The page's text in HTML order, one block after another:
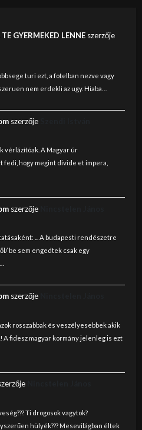
GYERMEKED LENNEszerzője
turi ezt, a fotelban nezve vagy
nem erdekli az ugy. Hiaba…
szerzője
vérlázítóak. A Magyar úr
fedi, hogy megint divide et impera,
szerzője
... A budapesti rendészetre
be sem engedtek csak egy
szerzője
rosszabbak és veszélyesebbek akik
fidesz magyar kormány jelenleg is ezt
Ti drogosok vagytok?
hülyék??? Mesevilágban éltek